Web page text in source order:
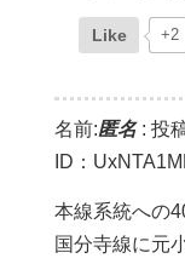
Like +2
名前:匿名: 投
ID：
本線系統への
国分寺線に元